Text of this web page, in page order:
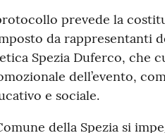
prevede la
da rappresentanti
Spezia Duferco, che
dell’evento,
e sociale.
della Spezia si